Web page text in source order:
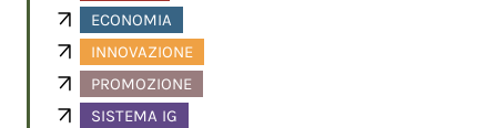
ECONOMIA
INNOVAZIONE
PROMOZIONE
SISTEMA IG